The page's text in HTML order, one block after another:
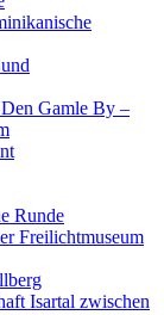
Gamle By –
Runde
Freilichtmuseum
Isartal zwischen